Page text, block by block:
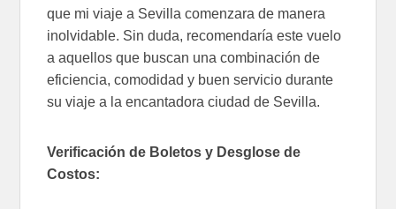
que mi viaje a Sevilla comenzara de manera
inolvidable. Sin duda, recomendaría este vuelo
a aquellos que buscan una combinación de
eficiencia, comodidad y buen servicio durante
su viaje a la encantadora ciudad de Sevilla.
Verificación de Boletos y Desglose de
Costos: